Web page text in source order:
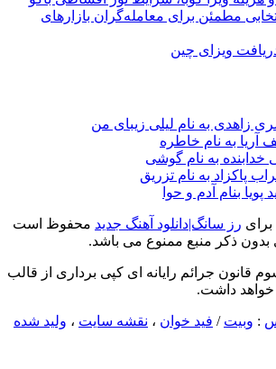
مطمئن برای معامله‌گران بازارهای
ویزای چین
زاهدی به نام لیلی زیبای من
آریا به نام خاطره
خدابنده به نام گوشی
پاکزاد به نام تزریق
پویا بنام آدم و حوا
رز سانگ|دانلود آهنگ جدیدمحفوظ است
ذکر منبع ممنوع می باشد.
فصل سوم قانون جرائم رایانه ای کپی برداری از قالب
داشت.
: وبیت/ فید خوان، نقشه سایت، ولید شده